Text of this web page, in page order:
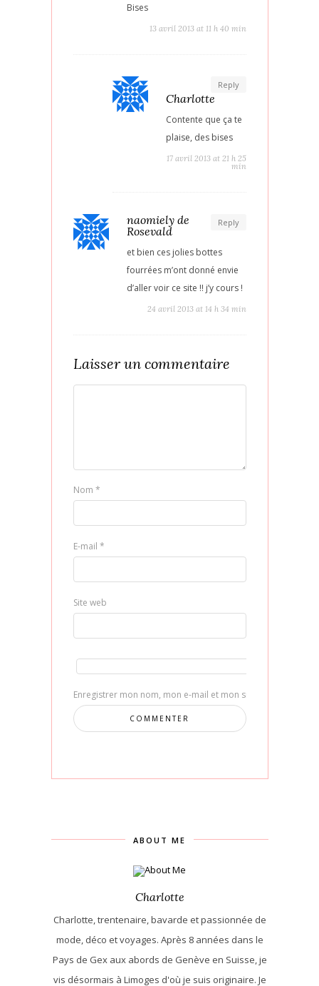
Bises
13 avril 2013 at 11 h 40 min
Reply
Charlotte
Contente que ça te
plaise, des bises
17 avril 2013 at 21 h 25
min
Reply
naomiely de
Rosevald
et bien ces jolies bottes
fourrées m’ont donné envie
d’aller voir ce site !! j’y cours !
24 avril 2013 at 14 h 34 min
Laisser un commentaire
Nom *
E-mail *
Site web
Enregistrer mon nom, mon e-mail et mon site dans le
ABOUT ME
Charlotte
Charlotte, trentenaire, bavarde et passionnée de
mode, déco et voyages. Après 8 années dans le
Pays de Gex aux abords de Genève en Suisse, je
vis désormais à Limoges d'où je suis originaire. Je